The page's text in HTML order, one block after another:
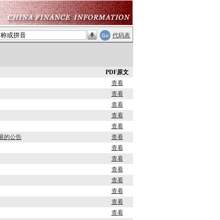
代码表
PDF原文
查看
查看
查看
查看
查看
的公告
查看
查看
查看
查看
查看
查看
查看
查看